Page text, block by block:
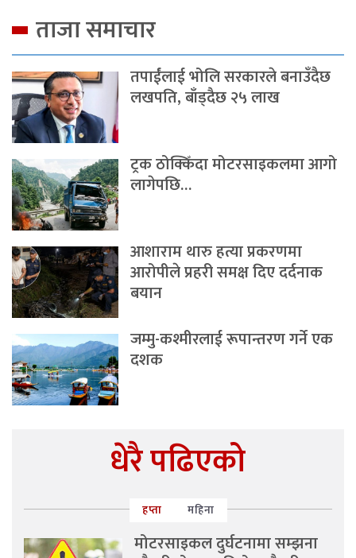
ताजा समाचार
तपाईंलाई भोलि सरकारले बनाउँदैछ
लखपति, बाँड्दैछ २५ लाख
ट्रक ठोक्किँदा मोटरसाइकलमा आगो
लागेपछि…
आशाराम थारु हत्या प्रकरणमा
आरोपीले प्रहरी समक्ष दिए दर्दनाक
बयान
जम्मु-कश्मीरलाई रूपान्तरण गर्ने एक
दशक
धेरै पढिएको
हप्ता महिना
मोटरसाइकल दुर्घटनामा सम्झना